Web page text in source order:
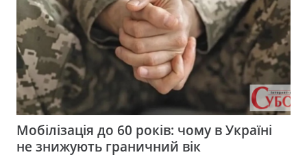
Мобілізація до 60 років: чому в Україні
не знижують граничний вік